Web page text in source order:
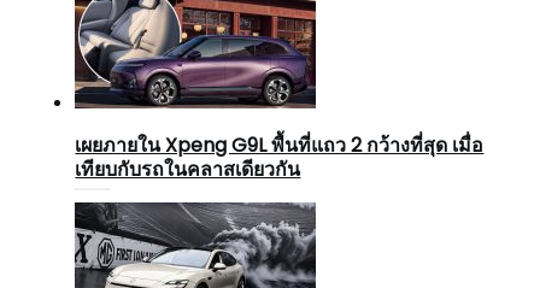
เผยภายใน Xpeng G9L พื้นที่แถว 2 กว้างที่สุด เมื่อ
เทียบกับรถในคลาสเดียวกัน